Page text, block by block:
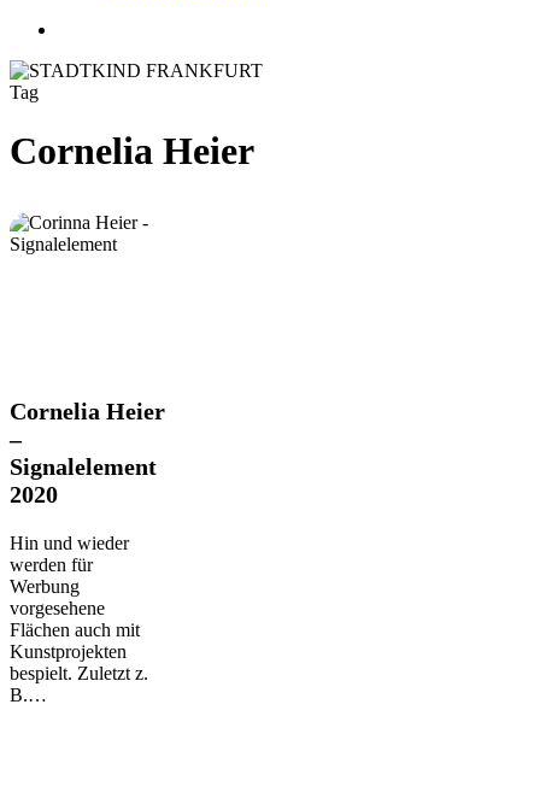
Tag
Cornelia Heier
Cornelia
–
Signalelement
2020
Cornelia Heier
–
Signalelement
2020
Hin und wieder
werden für
Werbung
vorgesehene
Flächen auch mit
Kunstprojekten
bespielt. Zuletzt z.
B.…